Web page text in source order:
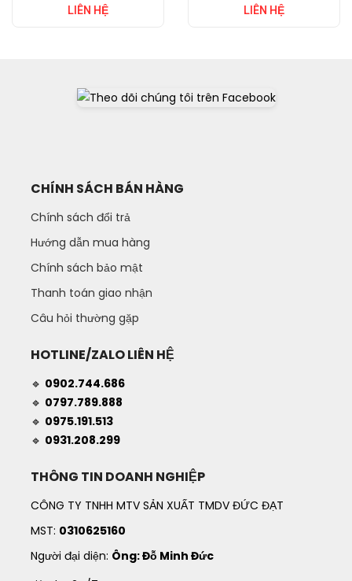
LIÊN HỆ LIÊN HỆ
CHÍNH SÁCH BÁN HÀNG
Chính sách đổi trả
Hướng dẫn mua hàng
Chính sách bảo mật
Thanh toán giao nhận
Câu hỏi thường gặp
HOTLINE/ZALO LIÊN HỆ
🔹 0902.744.686
🔹 0797.789.888
🔹 0975.191.513
🔹 0931.208.299
THÔNG TIN DOANH NGHIỆP
CÔNG TY TNHH MTV SẢN XUẤT TMDV ĐỨC ĐẠT
MST: 0310625160
Người đại diện: Ông: Đỗ Minh Đức